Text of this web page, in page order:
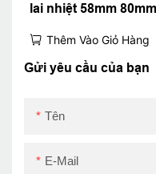
lai nhiệt 58mm 80mm
Desktop Bill in máy
POSS
Thêm Vào Giỏ Hàng
Gửi yêu cầu của bạn
Tên
E-Mail